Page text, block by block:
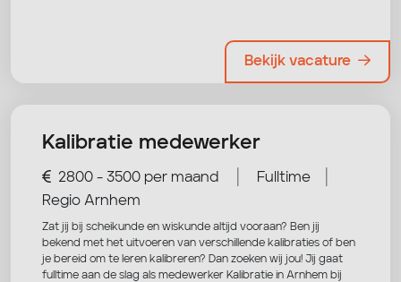
Bekijk vacature
Kalibratie medewerker
2800 - 3500 per maand Fulltime
Regio Arnhem
Zat jij bij scheikunde en wiskunde altijd vooraan? Ben jij
bekend met het uitvoeren van verschillende kalibraties of ben
je bereid om te leren kalibreren? Dan zoeken wij jou! Jij gaat
fulltime aan de slag als medewerker Kalibratie in Arnhem bij